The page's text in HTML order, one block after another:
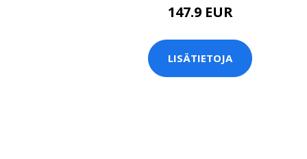
147.9 EUR
LISÄTIETOJA